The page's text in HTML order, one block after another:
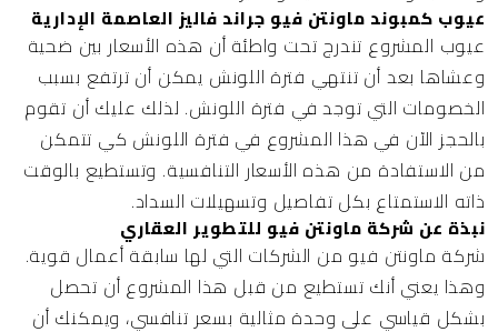
عيوب كمبوند ماونتن فيو جراند فاليز العاصمة الإدارية
عيوب المشروع تندرج تحت واطئة أن هذه الأسعار بين ضحية
وعشاها بعد أن تنتهي فترة اللونش يمكن أن ترتفع بسبب
الخصومات التي توجد في فترة اللونش. لذلك عليك أن تقوم
بالحجز الآن في هذا المشروع في فترة اللونش كي تتمكن
من الاستفادة من هذه الأسعار التنافسية. وتستطيع بالوقت
ذاته الاستمتاع بكل تفاصيل وتسهيلات السداد.
نبذة عن شركة ماونتن فيو للتطوير العقاري
شركة ماونتن فيو من الشركات التي لها سابقة أعمال قوية.
وهذا يعني أنك تستطيع من قبل هذا المشروع أن تحصل
بشكل قياسي على وحدة مثالية بسعر تنافسي، ويمكنك أن